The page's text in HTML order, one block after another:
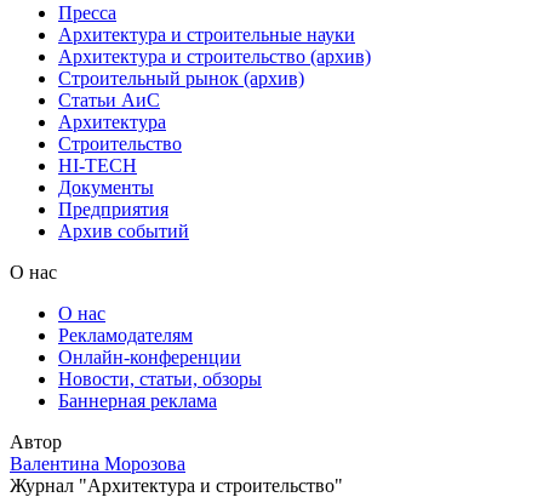
Пресса
Архитектура и строительные науки
Архитектура и строительство (архив)
Строительный рынок (архив)
Статьи АиС
Архитектура
Строительство
HI-TECH
Документы
Предприятия
Архив событий
О нас
О нас
Рекламодателям
Онлайн-конференции
Новости, статьи, обзоры
Баннерная реклама
Автор
Валентина Морозова
Журнал "Архитектура и строительство"